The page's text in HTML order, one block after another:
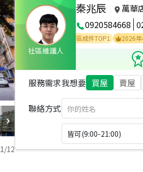
1/12
社區維護人
秦兆辰
萬華
0920584668
人員 2025年6月區成件TOP1 2026年4月區
服務需求我想要 買屋 賣屋
聯絡方式
皆可(9:00-21:00)